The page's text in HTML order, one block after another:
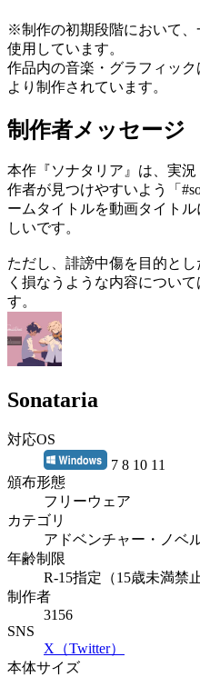
※制作の初期段階において
使用しています。
作品内の音楽・グラフィッ
より制作されています。
制作者メッセージ
本作『ソナタリア』は、実
作者が見つけやすいよう「
ームタイトルを動画タイト
しいです。
ただし、誹謗中傷を目的と
く損なうような内容につい
す。
Sonataria
対応OS
7 8 10 11
頒布形態
フリーウェア
カテゴリ
アドベンチャー・ノベ
年齢制限
R-15指定（15歳未満禁止
制作者
3156
SNS
X（Twitter）
本体サイズ